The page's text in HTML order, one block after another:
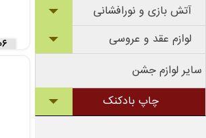
آتش بازی و نورافشانی
لوازم عقد و عروسی
سایر لوازم جشن
چاپ بادکنک